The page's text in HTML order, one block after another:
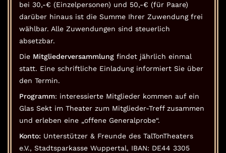
bei 30,-€ (Einzelpersonen) und 50,-€ (für Paare)
darüber hinaus ist die Summe Ihrer Zuwendung frei
wählbar. Alle Zuwendungen sind steuerlich
absetzbar.
Die Mitgliederversammlung findet jährlich einmal
statt. Eine schriftliche Einladung informiert Sie über
den Termin.
Programm: interessierte Mitglieder kommen auf ein
Glas Sekt im Theater zum Mitglieder-Treff zusammen
und erleben eine „offene Generalprobe“.
Konto: Unterstützer & Freunde des TalTonTheaters
e.V., Stadtsparkasse Wuppertal, IBAN: DE44 3305